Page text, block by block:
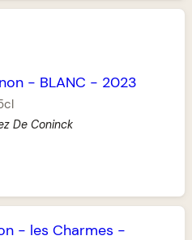
- BLANC - 2023
De Coninck
- les Charmes -